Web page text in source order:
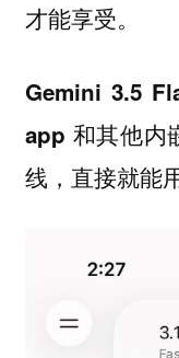
才能享受。
Gemini 3.5
app 和其他内
线，直接就能